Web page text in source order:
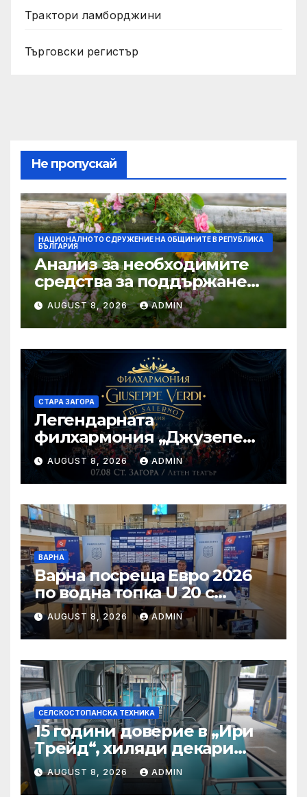
Трактори ламборджини
Търговски регистър
Не пропускай
НАЦИОНАЛНОТО СДРУЖЕНИЕ НА ОБЩИНИТЕ В РЕПУБЛИКА
БЪЛГАРИЯ
Анализ за необходимите
средства за поддържане
проводимостта на речните
корита на територията на
България, с цел превенция
на риска от наводнения
AUGUST 8, 2026 ADMIN
СТАРА ЗАГОРА
Легендарната
филхармония „Джузепе
Верди“ от Салерно с
концерт под звездите тази
вечер в Летен татър – Стара
Загора
AUGUST 8, 2026 ADMIN
ВАРНА
Варна посреща Евро 2026
по водна топка U 20 с
отлични условия на
състезателните басейни
AUGUST 8, 2026 ADMIN
СЕЛСКОСТОПАНСКА ТЕХНИКА
15 години доверие в „Ири
Трейд“, хиляди декари
успех – историята на
Мартин Богдановски
AUGUST 8, 2026 ADMIN